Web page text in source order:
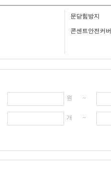
문닫힘방지
콘센트안전커버
원 ~
개 ~